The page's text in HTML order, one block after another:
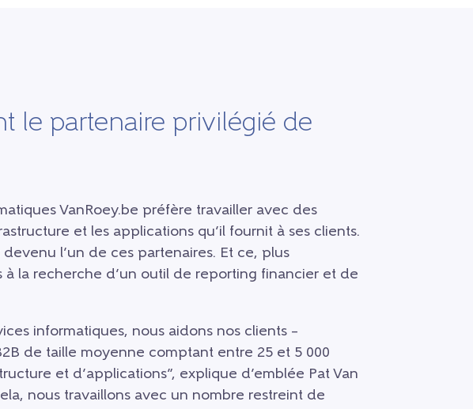
le partenaire privilégié de
VanRoey.be préfère travailler avec des
et les applications qu’il fournit à ses clients.
l’un de ces partenaires. Et ce, plus
la recherche d’un outil de reporting financier et de
informatiques, nous aidons nos clients –
de taille moyenne comptant entre 25 et 5 000
et d’applications”, explique d’emblée Pat Van
nous travaillons avec un nombre restreint de